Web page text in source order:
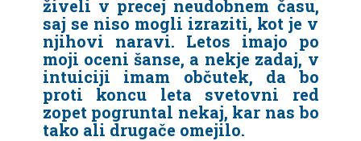
živeli v precej neudobnem času,
saj se niso mogli izraziti, kot je v
njihovi naravi. Letos imajo po
moji oceni šanse, a nekje zadaj, v
intuiciji imam občutek, da bo
proti koncu leta svetovni red
zopet pogruntal nekaj, kar nas bo
tako ali drugače omejilo.